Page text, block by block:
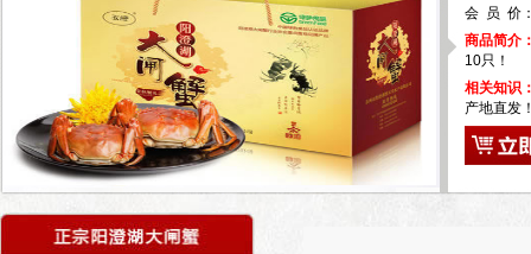
会 员 价
商品简介
10只！
相关知识
产地直发